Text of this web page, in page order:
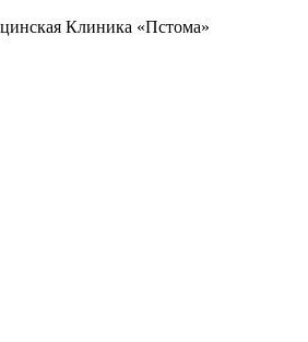
Клиника «Пстома»